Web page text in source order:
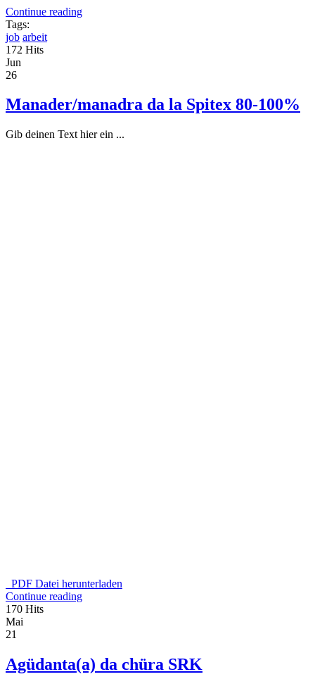
Continue reading
Tags:
job arbeit
172 Hits
Jun
26
Manader/manadra da la Spitex 80-100%
Gib deinen Text hier ein ...
PDF Datei herunterladen
Continue reading
170 Hits
Mai
21
Agüdanta(a) da chüra SRK